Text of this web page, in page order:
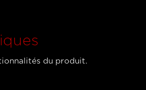
du produit.